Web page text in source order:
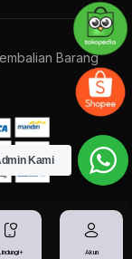
Barang
Akun
Kami